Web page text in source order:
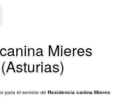
Mieres
para el servicio de Residencia canina Mieres